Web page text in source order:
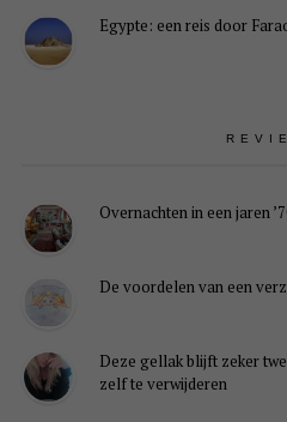
Egypte: een reis door
Overnachten in een jaren
De voordelen van een
Deze gellak blijft zeker
zelf te verwijderen